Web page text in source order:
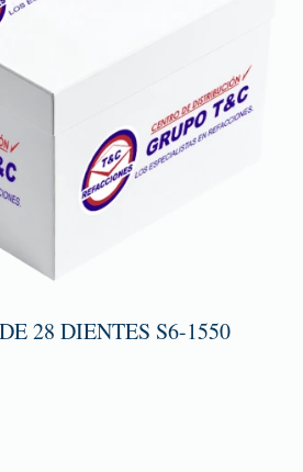
28 DIENTES S6-1550